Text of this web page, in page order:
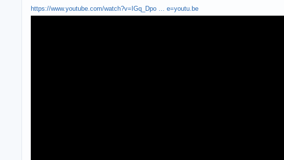
https://www.youtube.com/watch?v=IGq_Dpo … e=youtu.be